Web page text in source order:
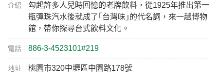
介紹
勾起許多人兒時回憶的老牌飲料，從1925年推出第一
瓶彈珠汽水後就成了｢台灣味｣的代名詞，來一趟博物
館，帶你探尋台式飲料文化。
電話 886-3-4523101#219
地址 桃園市320中壢區中園路178號